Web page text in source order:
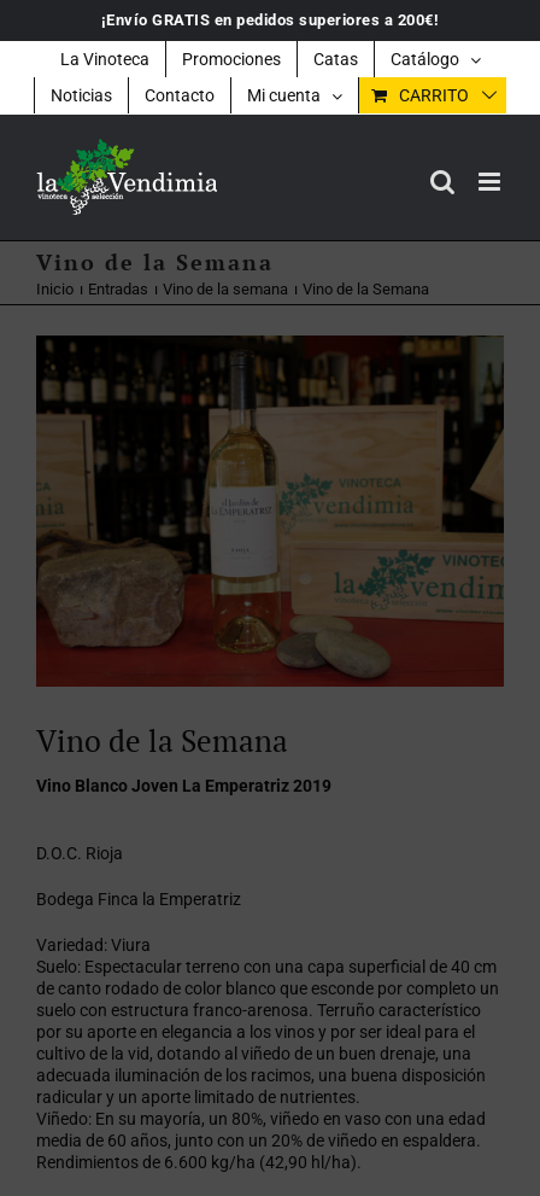
contenido
¡Envío GRATIS en pedidos superiores a 200€!
La Vinoteca Promociones Catas
Catálogo
Noticias
Contacto Mi cuenta CARRITO
Vino de la Semana
Inicio Entradas Vino de la semana Vino de la Semana
Ver
imagen
más
grande
Vino de la Semana
Vino Blanco Joven La Emperatriz 2019
D.O.C. Rioja
Bodega Finca la Emperatriz
Variedad: Viura
Suelo: Espectacular terreno con una capa superficial de 40 cm
de canto rodado de color blanco que esconde por completo un
suelo con estructura franco-arenosa. Terruño característico
por su aporte en elegancia a los vinos y por ser ideal para el
cultivo de la vid, dotando al viñedo de un buen drenaje, una
adecuada iluminación de los racimos, una buena disposición
radicular y un aporte limitado de nutrientes.
Viñedo: En su mayoría, un 80%, viñedo en vaso con una edad
media de 60 años, junto con un 20% de viñedo en espaldera.
Rendimientos de 6.600 kg/ha (42,90 hl/ha).